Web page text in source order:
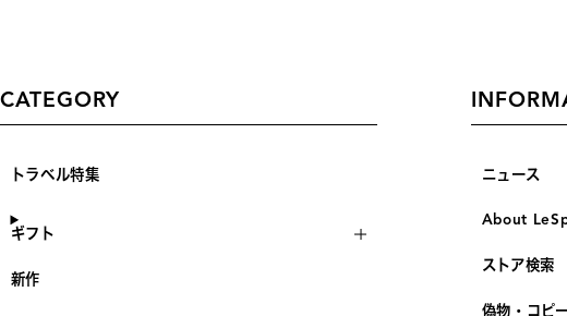
CATEGORY
トラベル特集
ギフト
新作
ニュース
About
ストア検索
偽物・コピ